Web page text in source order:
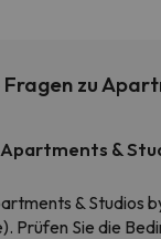
zu
&
& Studios
Prüfen Sie die